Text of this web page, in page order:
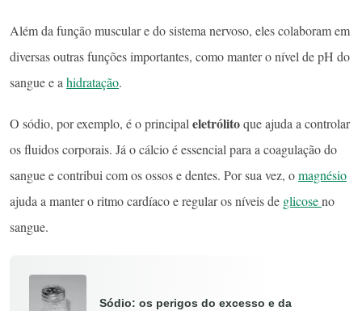
Além da função muscular e do sistema nervoso, eles colaboram em
diversas outras funções importantes, como manter o nível de pH do
sangue e a hidratação.
O sódio, por exemplo, é o principal eletrólitoque ajuda a controlar
os fluidos corporais. Já o cálcio é essencial para a coagulação do
sangue e contribui com os ossos e dentes. Por sua vez, omagnésio
ajuda a manter o ritmo cardíaco e regular os níveis de glicoseno
sangue.
Sódio: os perigos do excesso e da